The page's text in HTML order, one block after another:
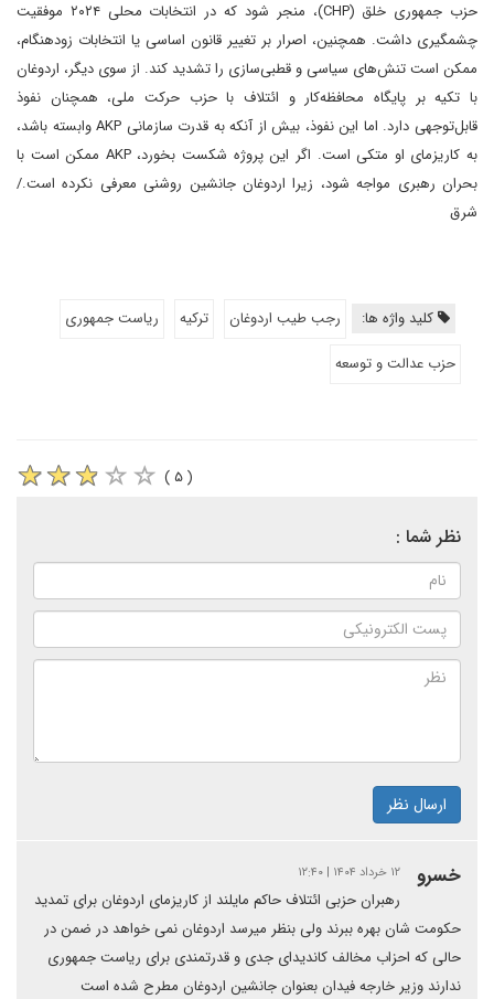
حزب جمهوری خلق (CHP)، منجر شود که در انتخابات محلی ۲۰۲۴ موفقیت
چشمگیری داشت. همچنین، اصرار بر تغییر قانون اساسی یا انتخابات زودهنگام،
ممکن است تنش‌های سیاسی و قطبی‌سازی را تشدید کند. از سوی دیگر، اردوغان
با تکیه بر پایگاه محافظه‌کار و ائتلاف با حزب حرکت ملی، همچنان نفوذ
قابل‌توجهی دارد. اما این نفوذ، بیش از آنکه به قدرت سازمانی AKP وابسته باشد،
به کاریزمای او متکی است. اگر این پروژه شکست بخورد، AKP ممکن است با
بحران رهبری مواجه شود، زیرا اردوغان جانشین روشنی معرفی نکرده است./
شرق
کلید واژه ها: رجب طیب اردوغان ترکیه
ریاست جمهوری
حزب عدالت و توسعه
( ۵ )
نظر شما :
ارسال نظر
خسرو ۱۲ خرداد ۱۴۰۴ | ۱۲:۴۰
رهبران حزبی ائتلاف حاکم مایلند از کاریزمای اردوغان برای تمدید
حکومت شان بهره ببرند ولی بنظر میرسد اردوغان نمی خواهد در ضمن در
حالی که احزاب مخالف کاندیدای جدی و قدرتمندی برای ریاست جمهوری
ندارند وزیر خارجه فیدان بعنوان جانشین اردوغان مطرح شده است